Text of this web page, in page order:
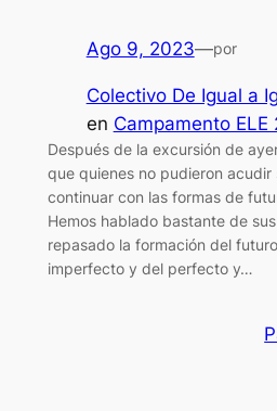
Ago 9, 2023—por
Colectivo De Igual a
en Campamento ELE
Después de la excursión de
que quienes no pudieron
continuar con las formas de
Hemos hablado bastante de
repasado la formación del
imperfecto y del perfecto y…